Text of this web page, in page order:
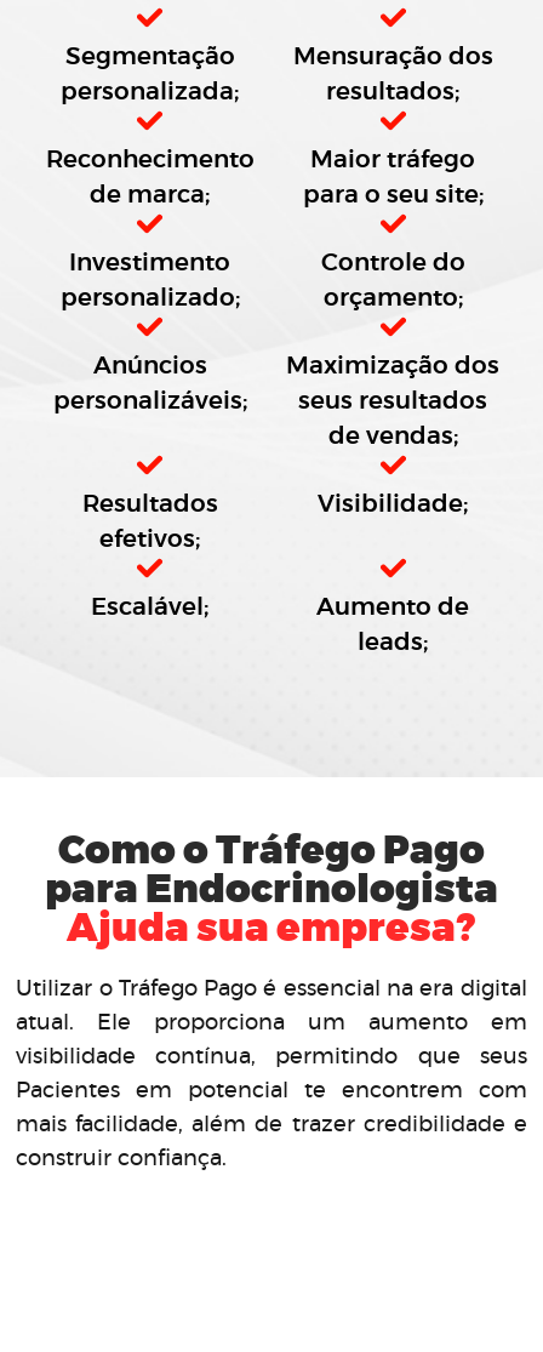
Segmentação
personalizada;
Mensuração dos
resultados;
Reconhecimento
de marca;
Maior tráfego
para o seu site;
Investimento
personalizado;
Controle do
orçamento;
Anúncios
personalizáveis;
Maximização dos
seus resultados
de vendas;
Resultados
efetivos;
Visibilidade;
Escalável;
Aumento de
leads;
Como oTráfego Pago
para Endocrinologista
Ajuda sua empresa?
Utilizar o Tráfego Pago é essencial na era digital
atual. Ele proporciona um aumento em
visibilidade contínua, permitindo que seus
Pacientes em potencial te encontrem com
mais facilidade, além de trazer credibilidade e
construir confiança.